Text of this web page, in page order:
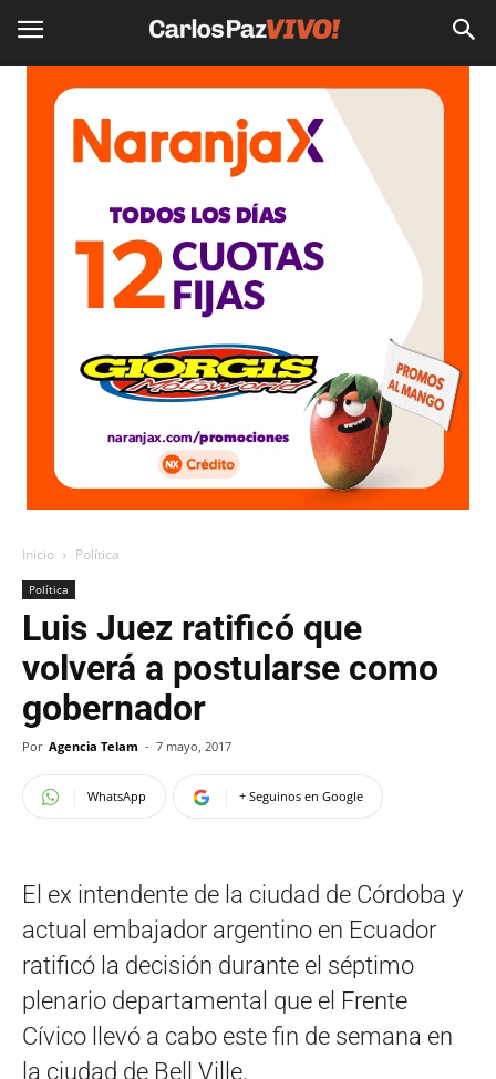
Inicio Política
Política
Luis Juez ratificó que
volverá a postularse como
gobernador
Por Agencia Telam - 7 mayo, 2017
WhatsApp + Seguinos en Google
El ex intendente de la ciudad de Córdoba y
actual embajador argentino en Ecuador
ratificó la decisión durante el séptimo
plenario departamental que el Frente
Cívico llevó a cabo este fin de semana en
la ciudad de Bell Ville.